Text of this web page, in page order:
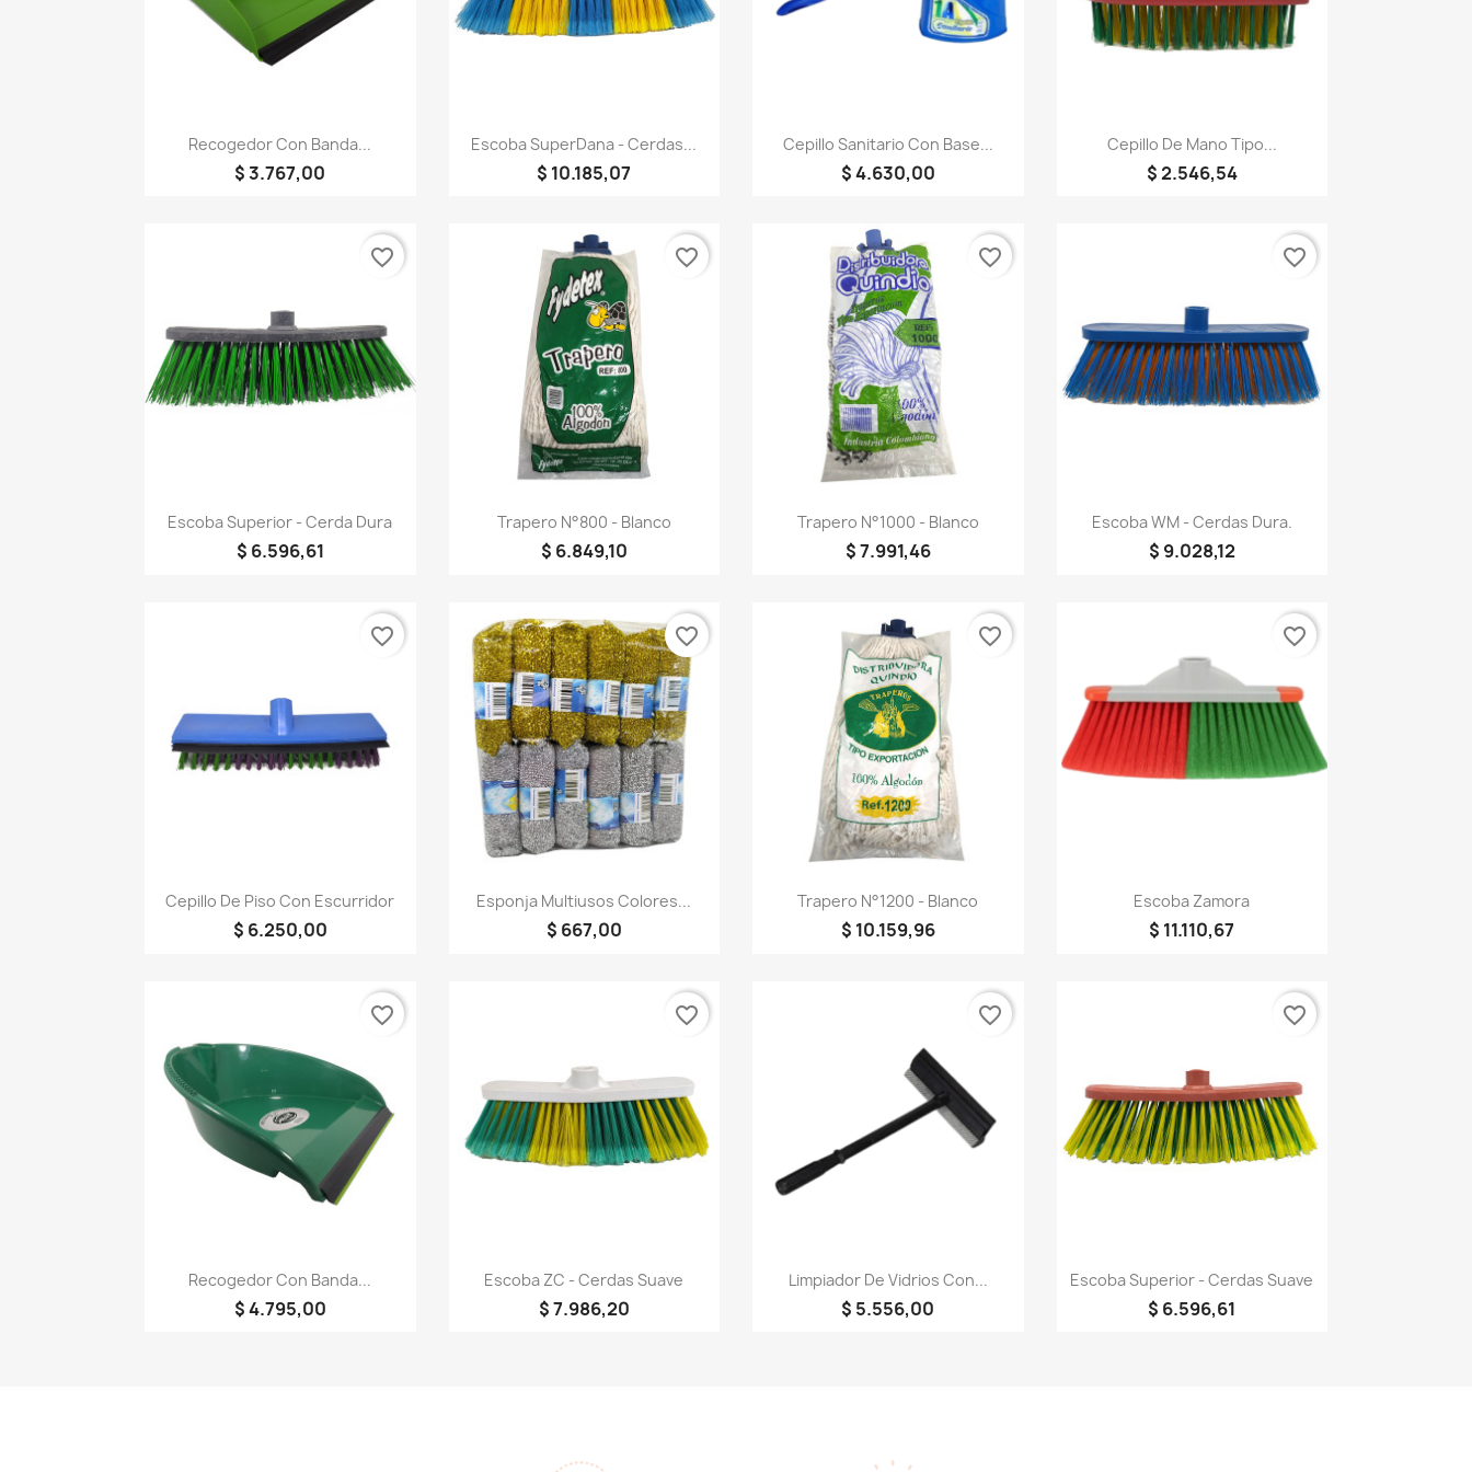
Vista rápida
Recogedor Con Banda...
$ 3.767,00
Vista rápida
Escoba SuperDana - Cerdas...
$ 10.185,07
Vista rápida
Cepillo Sanitario Con Base...
$ 4.630,00
Vista rápida
Cepillo De Mano Tipo...
$ 2.546,54
Vista rápida
Escoba Superior - Cerda Dura
$ 6.596,61
favorite_border
Vista rápida
Trapero N°800 - Blanco
$ 6.849,10
favorite_border
Vista rápida
Trapero N°1000 - Blanco
$ 7.991,46
favorite_border
Vista rápida
Escoba WM - Cerdas Dura.
$ 9.028,12
favorite_border
 Vista rápida
Cepillo De Piso Con Escurridor
$ 6.250,00
favorite_border
Vista rápida
Esponja Multiusos Colores...
$ 667,00
favorite_border
Vista rápida
Trapero N°1200 - Blanco
$ 10.159,96
favorite_border
Vista rápida
Escoba Zamora
$ 11.110,67
favorite_border
Vista rápida
Recogedor Con Banda...
$ 4.795,00
favorite_border
Vista rápida
Escoba ZC - Cerdas Suave
$ 7.986,20
favorite_border
Vista rápida
Limpiador De Vidrios Con...
$ 5.556,00
favorite_border
Vista rápida
Escoba Superior - Cerdas Suave
$ 6.596,61
favorite_border